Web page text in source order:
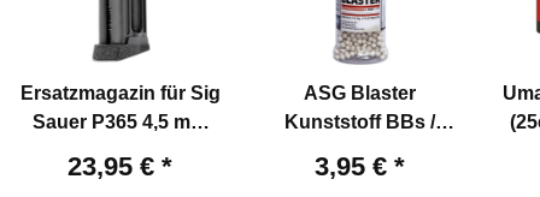
Ersatzmagazin für Sig
Sauer P365 4,5 mm
Pistole
23,95 € *
ASG Blaster
Kunststoff BBs /
1000 Stück Kaliber
3,95 € *